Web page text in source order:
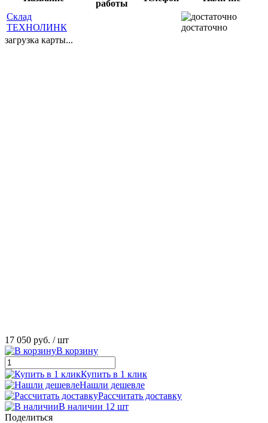
работы
Склад
ТЕХНОЛИНК
достаточно
загрузка карты...
17 050 руб. / шт
В корзину
Купить в 1 клик
Нашли дешевле
Рассчитать доставку
В наличии 12 шт
Поделиться